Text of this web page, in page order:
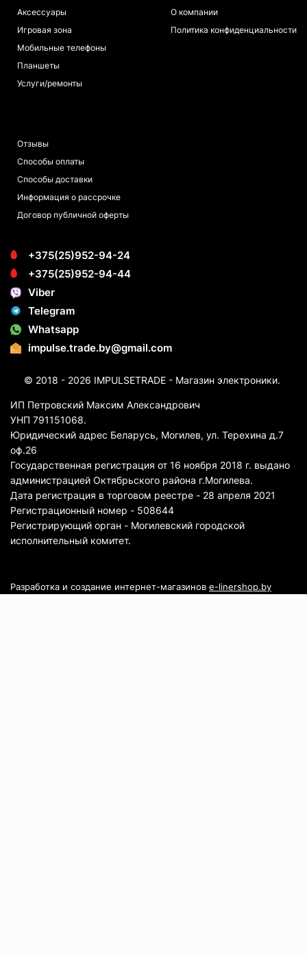
Аксессуары
Игровая зона
Мобильные телефоны
Планшеты
Услуги/ремонты
О компании
Политика конфиденциальности
Отзывы
Способы оплаты
Способы доставки
Информация о рассрочке
Договор публичной оферты
+375(25)952-94-24
+375(25)952-94-44
Viber
Telegram
Whatsapp
impulse.trade.by@gmail.com
© 2018 - 2026 IMPULSETRADE - Магазин электроники.
ИП Петровский Максим Александрович
УНП 791151068.
Юридический адрес Беларусь, Могилев, ул. Терехина д.7
оф.26
Государственная регистрация от 16 ноября 2018 г. выдано
администрацией Октябрьского района г.Могилева.
Дата регистрация в торговом реестре - 28 апреля 2021
Регистрационный номер - 508644
Регистрирующий орган - Могилевский городской
исполнительный комитет.
Разработка и создание интернет-магазинов e-linershop.by